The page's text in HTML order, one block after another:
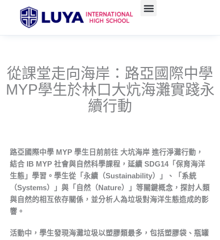
從課堂走向海岸：路亞國際中學
MYP學生於林口大炕海灘實踐永
續行動
路亞國際中學 MYP 學生日前前往 大坑海岸 進行淨灘行動，
結合 IB MYP 社會與自然科學課程，延續 SDG14「保育海洋
生態」學習。學生從「永續（Sustainability）」、「系統
（Systems）」與「自然（ Nature）」等關鍵概念，探討人類
與自然的相互依存關係，並分析人為垃圾對海洋生態造成的影
響。
活動中，學生發現海灘垃圾以塑膠類最多，包括塑膠袋、瓶罐